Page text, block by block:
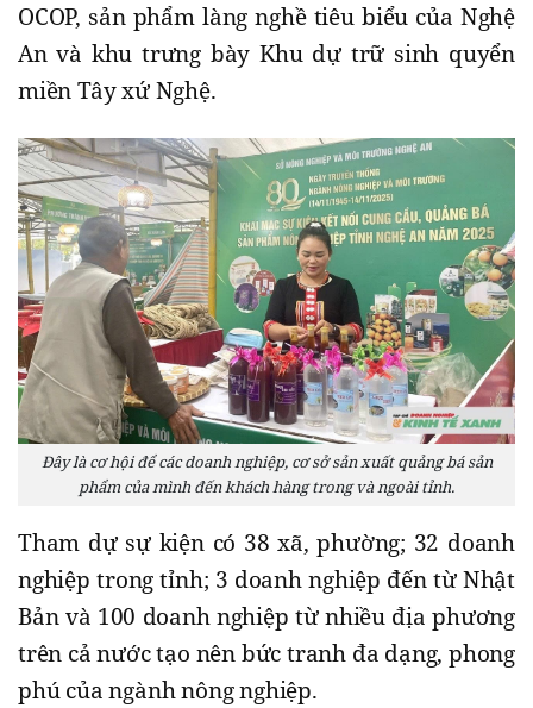
OCOP, sản phẩm làng nghề tiêu biểu của Nghệ
An và khu trưng bày Khu dự trữ sinh quyển
miền Tây xứ Nghệ.
Đây là cơ hội để các doanh nghiệp, cơ sở sản xuất quảng bá sản
phẩm của mình đến khách hàng trong và ngoài tỉnh.
Tham dự sự kiện có 38 xã, phường; 32 doanh
nghiệp trong tỉnh; 3 doanh nghiệp đến từ Nhật
Bản và 100 doanh nghiệp từ nhiều địa phương
trên cả nước tạo nên bức tranh đa dạng, phong
phú của ngành nông nghiệp.